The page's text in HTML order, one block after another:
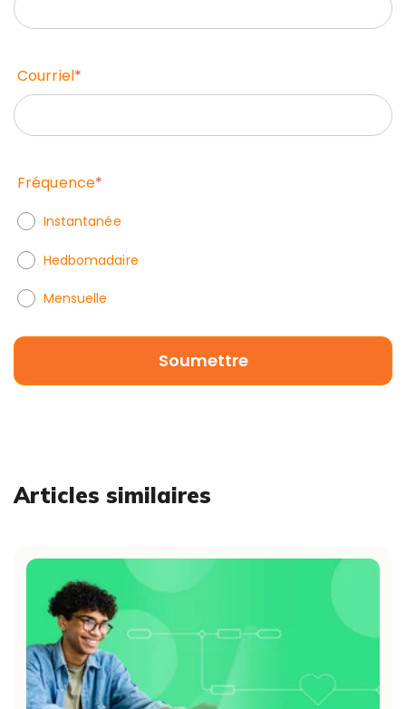
Courriel*
Fréquence*
Instantanée
Hedbomadaire
Mensuelle
Articles similaires